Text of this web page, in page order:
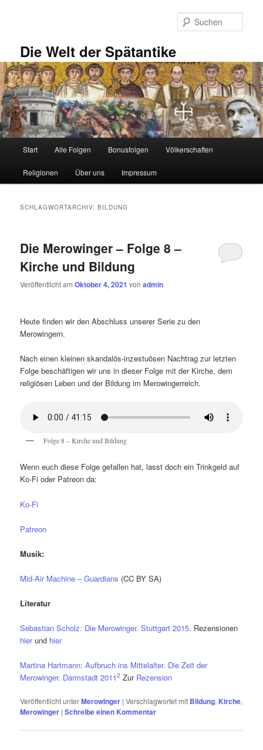
Die Welt der Spätantike
Start Alle Folgen Bonusfolgen Völkerschaften
Religionen Über uns Impressum
SCHLAGWORTARCHIV:BILDUNG
Die Merowinger – Folge 8 –
Kirche und Bildung
Veröffentlicht amOktober 4, 2021 vonadmin
Heute finden wir den Abschluss unserer Serie zu den
Merowingern.
Nach einen kleinen skandalös-inzestuösen Nachtrag zur letzten
Folge beschäftigen wir uns in dieser Folge mit der Kirche, dem
religiösen Leben und der Bildung im Merowingerreich.
Folge 8 – Kirche und Bildung
Wenn euch diese Folge gefallen hat, lasst doch ein Trinkgeld auf
Ko-Fi oder Patreon da:
Ko-Fi
Patreon
Musik:
Mid-Air Machine – Guardians (CC BY SA)
Literatur
Sebastian Scholz: Die Merowinger. Stuttgart 2015. Rezensionen
hierund hier
Martina Hartmann: Aufbruch ins Mittelalter. Die Zeit der
Merowinger. Darmstadt 20112 Zur Rezension
Veröffentlicht unterMerowinger |Verschlagwortet mit Bildung, Kirche,
Merowinger |Schreibe einen Kommentar